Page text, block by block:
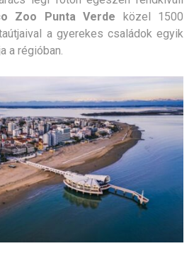
Zoo Punta Verde közel 1500
a gyerekes családok egyik
a régióban.